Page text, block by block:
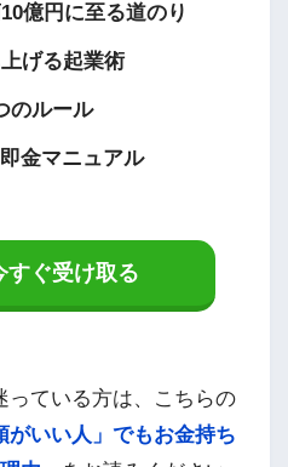
億円に至る道のり
げる起業術
のルール
金マニュアル
すぐ受け取る
っている方は、こちらの
がいい人」でもお金持ち